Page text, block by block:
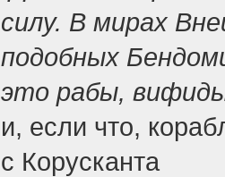
силу. В мирах
подобных
это рабы,
и, если что,
с Корусканта